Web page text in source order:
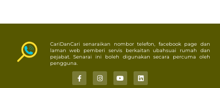
CariDanCari senaraikan nombor telefon, facebook page dan
laman web pemberi servis berkaitan ubahsuai rumah dan
pejabat. Senarai ini boleh digunakan secara percuma oleh
pengguna.